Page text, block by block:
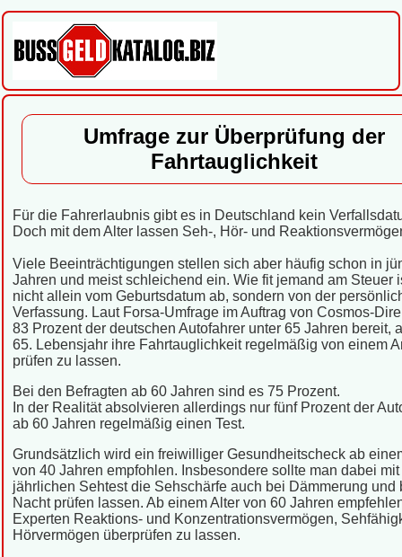
Umfrage zur Überprüfung der
Fahrtauglichkeit
Für die Fahrerlaubnis gibt es in Deutschland kein
Doch mit dem Alter lassen Seh-, Hör- und
Viele Beeinträchtigungen stellen sich aber häufig schon in
Jahren und meist schleichend ein. Wie fit jemand am Steuer
nicht allein vom Geburtsdatum ab, sondern von der
Verfassung. Laut Forsa-Umfrage im Auftrag von Cosmos-
83 Prozent der deutschen Autofahrer unter 65 Jahren bereit,
65. Lebensjahr ihre Fahrtauglichkeit regelmäßig von einem
prüfen zu lassen.
Bei den Befragten ab 60 Jahren sind es 75 Prozent.
In der Realität absolvieren allerdings nur fünf Prozent der
ab 60 Jahren regelmäßig einen Test.
Grundsätzlich wird ein freiwilliger Gesundheitscheck ab
von 40 Jahren empfohlen. Insbesondere sollte man dabei
jährlichen Sehtest die Sehschärfe auch bei Dämmerung und
Nacht prüfen lassen. Ab einem Alter von 60 Jahren
Experten Reaktions- und Konzentrationsvermögen,
Hörvermögen überprüfen zu lassen.